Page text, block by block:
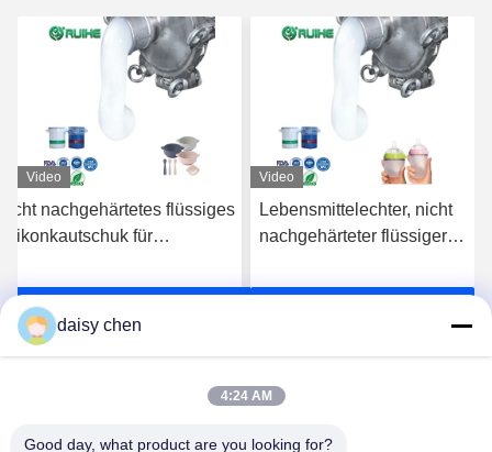
Video
nachgehärtetes flüssiges
für
Erhalten Sie besten Preis
Video
Lebensmittelechter, nicht
nachgehärteter flüssiger
Babyprodukte und
daisy chen
4:24 AM
Good day, what product are you looking for?